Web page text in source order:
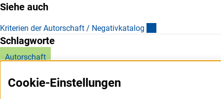
Siehe auch
Kriterien der Autorschaft / Negativkatalog
Schlagworte
Autorschaft
Cookie-Einstellungen